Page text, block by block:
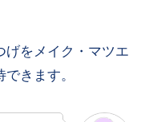
げをメイク・マツエ
きます。